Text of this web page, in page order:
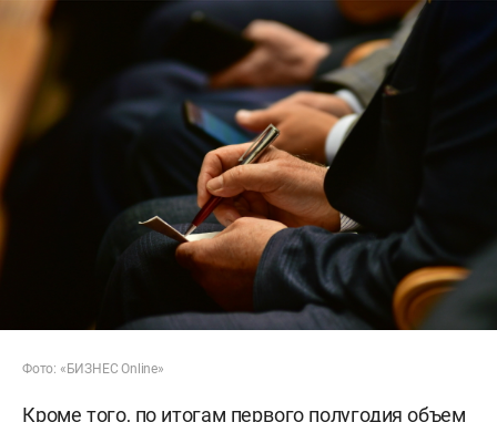
Фото: «БИЗНЕС Online»
Кроме того, по итогам первого полугодия объем